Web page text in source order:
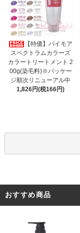
【特価】パイモア
スペクトラムカラーズ
カラートリートメント 2
00g(染毛料)※パッケー
ジ順次リニューアル中
1,826円(税166円)
おすすめ商品